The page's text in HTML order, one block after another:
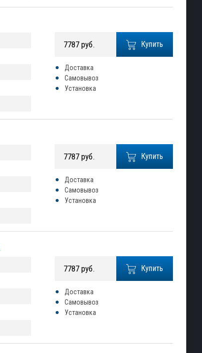
Купить
7787 руб.
Доставка
Самовывоз
Установка
Купить
7787 руб.
Доставка
Самовывоз
Установка
Купить
7787 руб.
Доставка
Самовывоз
Установка